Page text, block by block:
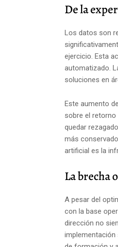
De la
Los datos son
ejercicio. Esta
automatizado.
soluciones en
Este aumento
sobre el
quedar
más
artificial es la
La brecha
A pesar del
con la base
dirección no
implementación